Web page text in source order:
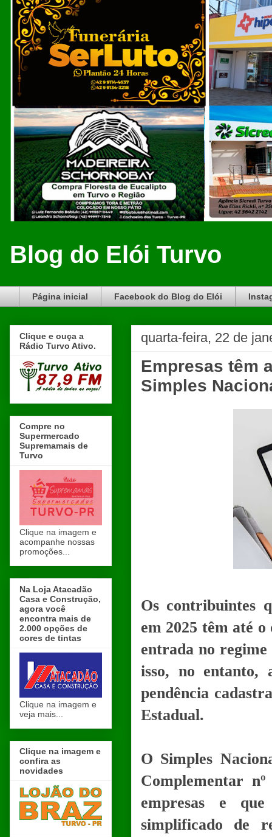
Blog do Elói Turvo
Página inicial Facebook do Blog do Elói
quarta-feira, 22 de
Empresas têm
Simples
Os contribuintes
em 2025 têm até
entrada no
isso, no entanto,
pendência
Estadual.
O Simples
Complementar
empresas e
simplificado de
Clique e ouça a
Rádio Turvo Ativo.
Compre no
Supermercado
Supremamais de
Turvo
Clique na imagem e
acompanhe nossas
promoções...
Na Loja Atacadão
Casa e Construção,
agora você
encontra mais de
2.000 opções de
cores de tintas
Clique na imagem e
veja mais...
Clique na imagem e
confira as
novidades